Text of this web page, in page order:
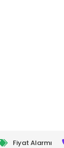
Fiyat Alarmı